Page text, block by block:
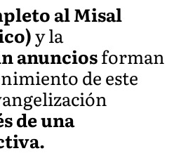
al Misal
y la
anunciosforman
de este
de una